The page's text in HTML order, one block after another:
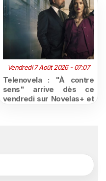
Vendredi 7 Août 2026 - 07:07
Telenovela : "À contre
sens" arrive dès ce
vendredi sur Novelas+ et